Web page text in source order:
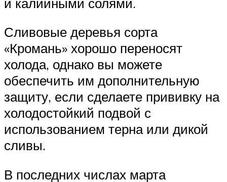
Сливовые деревья сорта
«Кромань» хорошо переносят
холода, однако вы можете
обеспечить им дополнительную
защиту, если сделаете прививку на
холодостойкий подвой с
использованием терна или дикой
сливы.
В последних числах марта